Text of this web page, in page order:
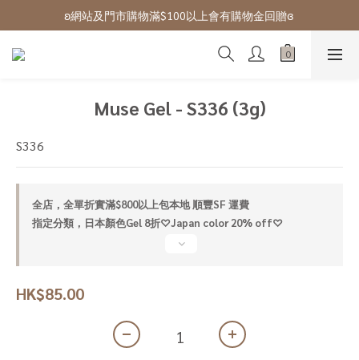
ʚ 網站免費登記會員,登入後可下單ɞ Click Here
ʚ網站及門市購物滿$100以上會有購物金回贈ɞ
ʚ 網站免費登記會員,登入後可下單ɞ Click Here
Muse Gel - S336 (3g)
S336
全店，全單折實滿$800以上包本地 順豐SF 運費
指定分類，日本顏色Gel 8折♡Japan color 20% off♡
HK$85.00